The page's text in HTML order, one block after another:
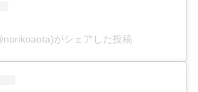
がシェアした投稿